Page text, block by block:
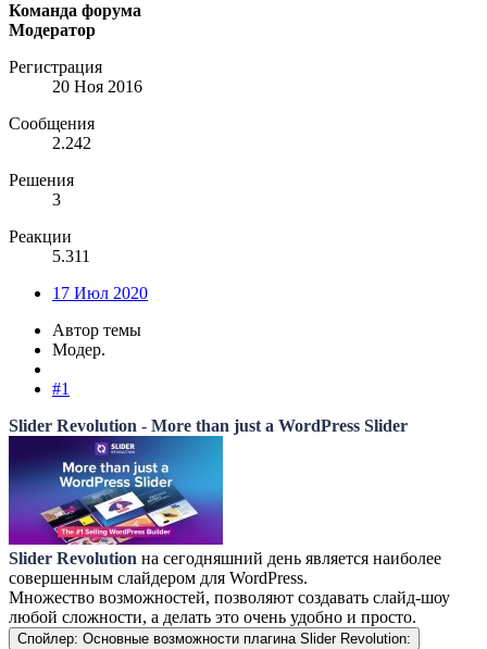
Команда форума
Модератор
Регистрация
20 Ноя 2016
Сообщения
2.242
Решения
3
Реакции
5.311
17 Июл 2020
Автор темы
Модер.
#1
Slider Revolution - More than just a WordPress Slider
Slider Revolution на сегодняшний день является наиболее
совершенным слайдером для WordPress.
Множество возможностей, позволяют создавать слайд-шоу
любой сложности, а делать это очень удобно и просто.
Спойлер: Основные возможности плагина Slider Revolution: